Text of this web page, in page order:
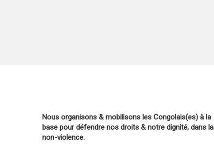
Nous organisons & mobilisons les Congolais(es) à la
base pour défendre nos droits & notre dignité, dans la
non-violence.